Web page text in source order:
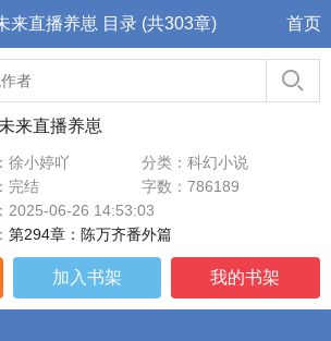
来直播养崽 目录 (共303章) 首页
来直播养崽
徐小婷吖
分类：科幻小说
完结
字数：786189
2025-06-26 14:53:03
第294章：陈万齐番外篇
加入书架 我的书架